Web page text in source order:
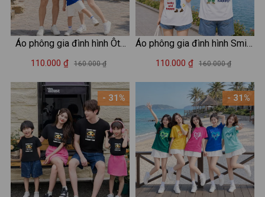
Áo phông gia đình hình Ôto
Family Vacation - Loza
110.000 ₫ 160.000 ₫
- 31%
Áo phông gia đình hình Smile
đáng yêu - Áo đồng phục gia
110.000 ₫ 160.000 ₫
- 31%